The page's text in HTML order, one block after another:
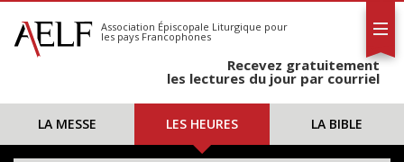
S'abonner
Calendrier
Association Épiscopale Liturgique pour
les pays Francophones
Recevez gratuitement
les lectures du jour par courriel
LA MESSE LES HEURES LA BIBLE